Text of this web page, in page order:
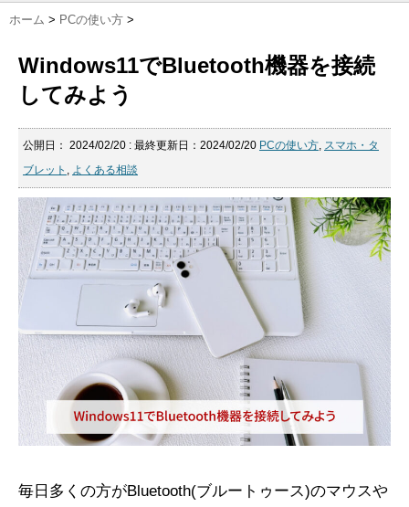
ホーム > PCの使い方 >
Windows11でBluetooth機器を接続
してみよう
公開日： 2024/02/20 : 最終更新日：2024/02/20 PCの使い方, スマホ・タ
ブレット , よくある相談
毎日多くの方がBluetooth(ブルートゥース)のマウスや